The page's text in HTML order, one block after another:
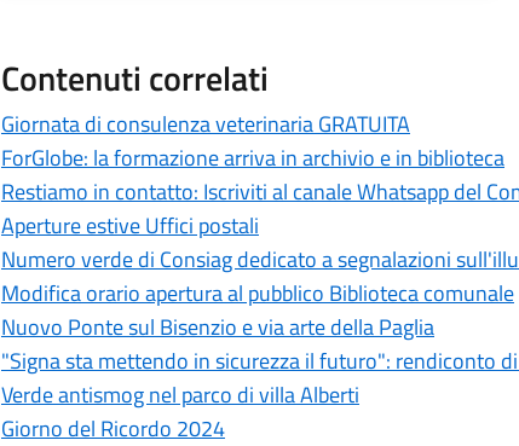
Contenuti correlati
Giornata di consulenza veterinaria GRATUITA
ForGlobe: la formazione arriva in archivio e in biblioteca
Restiamo in contatto: Iscriviti al canale Whatsapp del
Aperture estive Uffici postali
Numero verde di Consiag dedicato a segnalazioni
Modifica orario apertura al pubblico Biblioteca comunale
Nuovo Ponte sul Bisenzio e via arte della Paglia
"Signa sta mettendo in sicurezza il futuro": rendiconto
Verde antismog nel parco di villa Alberti
Giorno del Ricordo 2024